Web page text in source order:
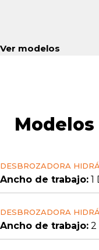
Ver modelos
Modelos
DESBROZADORA
Ancho de trabajo: 1
DESBROZADORA
Ancho de trabajo: 2